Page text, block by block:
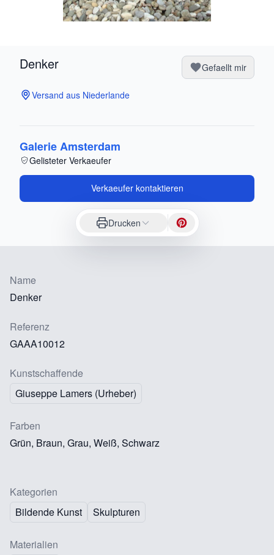
Denker Gefaellt mir
Versand aus Niederlande
Galerie Amsterdam
Gelisteter Verkaeufer
Verkaeufer kontaktieren
Drucken
Name
Denker
Referenz
GAAA10012
Kunstschaffende
Giuseppe Lamers (Urheber)
Farben
Grün, Braun, Grau, Weiß, Schwarz
Kategorien
Bildende Kunst
Skulpturen
Materialien